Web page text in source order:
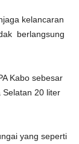
kelancaran
berlangsung
Kabo sebesar
Selatan 20 liter
yang seperti